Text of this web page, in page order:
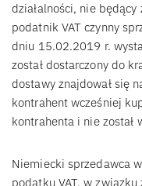
działalności, nie
podatnik VAT czynny
dniu 15.02.2019 r.
został dostarczony do
dostawy znajdował się
kontrahent wcześniej
kontrahenta i nie został
Niemiecki sprzedawca
podatku VAT, w